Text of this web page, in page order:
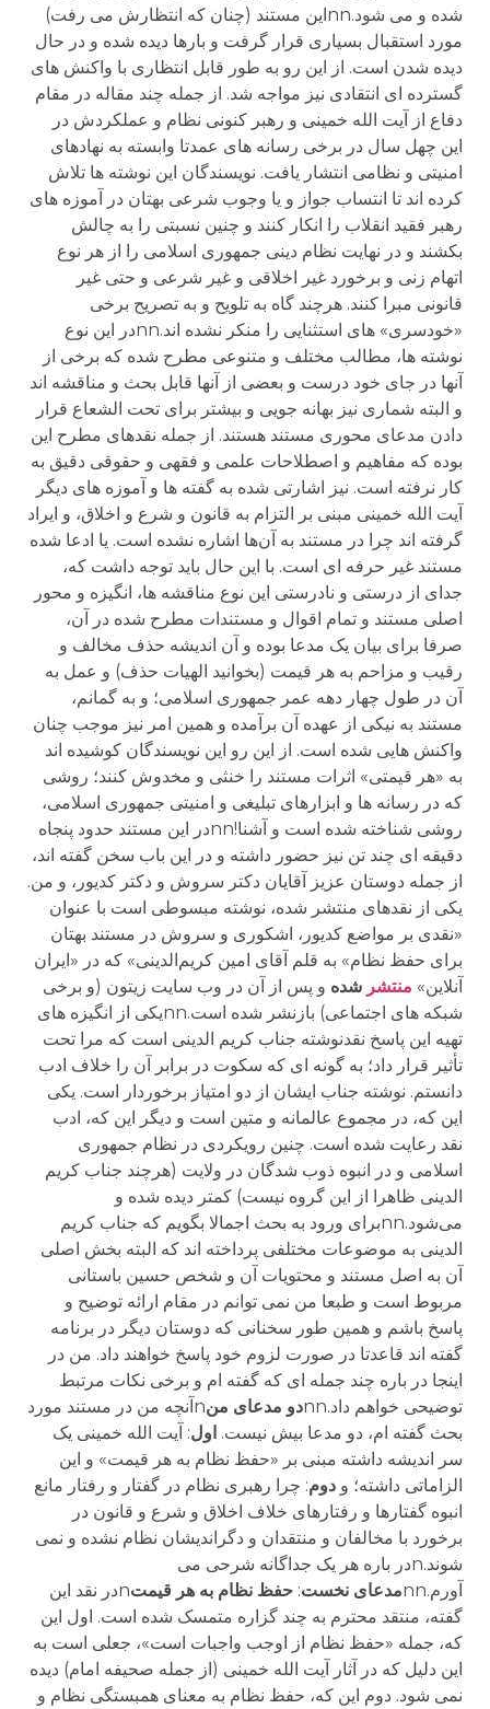
شده و می شود.nnاین مستند (چنان که انتظارش می رفت)
مورد استقبال بسیاری قرار گرفت و بارها دیده شده و در حال
دیده شدن است. از این رو به طور قابل انتظاری با واکنش های
گسترده ای انتقادی نیز مواجه شد. از جمله چند مقاله در مقام
دفاع از آیت الله خمینی و رهبر کنونی نظام و عملکردش در
این چهل سال در برخی رسانه های عمدتا وابسته به نهادهای
امنیتی و نظامی انتشار یافت. نویسندگان این نوشته ها تلاش
کرده اند تا انتساب جواز و یا وجوب شرعی بهتان در آموزه های
رهبر فقید انقلاب را انکار کنند و چنین نسبتی را به چالش
بکشند و در نهایت نظام دینی جمهوری اسلامی را از هر نوع
اتهام زنی و برخورد غیر اخلاقی و غیر شرعی و حتی غیر
قانونی مبرا کنند. هرچند گاه به تلویح و به تصریح برخی
«خودسری» های استثنایی را منکر نشده اند.nnدر این نوع
نوشته ها، مطالب مختلف و متنوعی مطرح شده که برخی از
آنها در جای خود درست و بعضی از آنها قابل بحث و مناقشه اند
و البته شماری نیز بهانه جویی و بیشتر برای تحت الشعاع قرار
دادن مدعای محوری مستند هستند. از جمله نقدهای مطرح این
بوده که مفاهیم و اصطلاحات علمی و فقهی و حقوقی دقیق به
کار نرفته است. نیز اشارتی شده به گفته ها و آموزه های دیگر
آیت الله خمینی مبنی بر التزام به قانون و شرع و اخلاق، و ایراد
گرفته اند چرا در مستند به آن‌ها اشاره نشده است. یا ادعا شده
مستند غیر حرفه ای است. با این حال باید توجه داشت که،
جدای از درستی و نادرستی این نوع مناقشه ها، انگیزه و محور
اصلی مستند و تمام اقوال و مستندات مطرح شده در آن،
صرفا برای بیان یک مدعا بوده و آن اندیشه حذف مخالف و
رقیب و مزاحم به هر قیمت (بخوانید الهیات حذف) و عمل به
آن در طول چهار دهه عمر جمهوری اسلامی؛ و به گمانم،
مستند به نیکی از عهده آن برآمده و همین امر نیز موجب چنان
واکنش هایی شده است. از این رو این نویسندگان کوشیده اند
به «هر قیمتی» اثرات مستند را خنثی و مخدوش کنند؛ روشی
که در رسانه ها و ابزارهای تبلیغی و امنیتی جمهوری اسلامی،
روشی شناخته شده است و آشنا!nnدر این مستند حدود پنجاه
دقیقه ای چند تن نیز حضور داشته و در این باب سخن گفته اند،
از جمله دوستان عزیز آقایان دکتر سروش و دکتر کدیور، و من.
یکی از نقدهای منتشر شده، نوشته مبسوطی است با عنوان
«نقدی بر مواضع کدیور، اشکوری و سروش در مستند بهتان
برای حفظ نظام» به قلم آقای امین کریم‌الدینی» که در «ایران
آنلاین» منتشر شده و پس از آن در وب سایت زیتون (و برخی
شبکه های اجتماعی) بازنشر شده است.nnیکی از انگیزه های
تهیه این پاسخ نقدنوشته جناب کریم الدینی است که مرا تحت
تأثیر قرار داد؛ به گونه ای که سکوت در برابر آن را خلاف ادب
دانستم. نوشته جناب ایشان از دو امتیاز برخوردار است. یکی
این که، در مجموع عالمانه و متین است و دیگر این که، ادب
نقد رعایت شده است. چنین رویکردی در نظام جمهوری
اسلامی و در انبوه ذوب شدگان در ولایت (هرچند جناب کریم
الدینی ظاهرا از این گروه نیست) کمتر دیده شده و
می‌شود.nnبرای ورود به بحث اجمالا بگویم که جناب کریم
الدینی به موضوعات مختلفی پرداخته اند که البته بخش اصلی
آن به اصل مستند و محتویات آن و شخص حسین باستانی
مربوط است و طبعا من نمی توانم در مقام ارائه توضیح و
پاسخ باشم و همین طور سخنانی که دوستان دیگر در برنامه
گفته اند قاعدتا در صورت لزوم خود پاسخ خواهند داد. من در
اینجا در باره چند جمله ای که گفته ام و برخی نکات مرتبط
توضیحی خواهم داد.nn
دو مدعای من
nآنچه من در مستند مورد
بحث گفته ام، دو مدعا بیش نیست. اول: آیت الله خمینی یک
سر اندیشه داشته مبنی بر «حفظ نظام به هر قیمت» و این
الزاماتی داشته؛ و دوم: چرا رهبری نظام در گفتار و رفتار مانع
انبوه گفتارها و رفتارهای خلاف اخلاق و شرع و قانون در
برخورد با مخالفان و منتقدان و دگراندیشان نظام نشده و نمی
شوند.nدر باره هر یک جداگانه شرحی می
آورم.nn
مدعای نخست: حفظ نظام به هر قیمت
nدر نقد این
گفته، منتقد محترم به چند گزاره متمسک شده است. اول این
که، جمله «حفظ نظام از اوجب واجبات است»، جعلی است به
این دلیل که در آثار آیت الله خمینی (از جمله صحیفه امام) دیده
نمی شود. دوم این که، حفظ نظام به معنای همبستگی نظام و